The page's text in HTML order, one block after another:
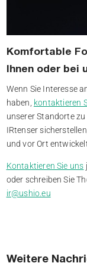
Komfortable
Ihnen oder bei
Wenn Sie Interesse
haben, kontaktieren
unserer Standorte
IRtenser
und vor Ort
Kontaktieren Sie uns
oder schreiben Sie
ir@ushio.eu
Weitere